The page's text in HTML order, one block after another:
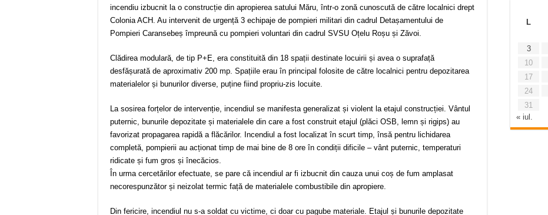
incendiu izbucnit la o construcție din apropierea satului Măru, într-o zonă cunoscută de către localnici drept
Colonia ACH. Au intervenit de urgență 3 echipaje de pompieri militari din cadrul Detașamentului de
Pompieri Caransebeș împreună cu pompieri voluntari din cadrul SVSU Oțelu Roșu și Zăvoi.
Clădirea modulară, de tip P+E, era constituită din 18 spații destinate locuirii și avea o suprafață
desfășurată de aproximativ 200 mp. Spațiile erau în principal folosite de către localnici pentru depozitarea
materialelor și bunurilor diverse, puține fiind propriu-zis locuite.
La sosirea forțelor de intervenție, incendiul se manifesta generalizat și violent la etajul construcției. Vântul
puternic, bunurile depozitate și materialele din care a fost construit etajul (plăci OSB, lemn și rigips) au
favorizat propagarea rapidă a flăcărilor. Incendiul a fost localizat în scurt timp, însă pentru lichidarea
completă, pompierii au acționat timp de mai bine de 8 ore în condiții dificile – vânt puternic, temperaturi
ridicate și fum gros și înecăcios.
În urma cercetărilor efectuate, se pare că incendiul ar fi izbucnit din cauza unui coș de fum amplasat
necorespunzător și neizolat termic față de materialele combustibile din apropiere.
Din fericire, incendiul nu s-a soldat cu victime, ci doar cu pagube materiale. Etajul și bunurile depozitate
L
3
10
17
24
31
« iul.